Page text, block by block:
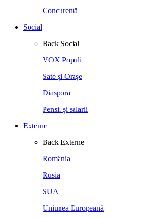
Concurență
Social
Back Social
VOX Populi
Sate și Orașe
Diaspora
Pensii și salarii
Externe
Back Externe
România
Rusia
SUA
Uniunea Europeană